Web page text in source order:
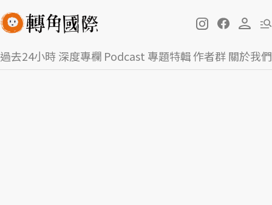
過去24小時深度專欄 Podcast 專題特輯作者群關於我們